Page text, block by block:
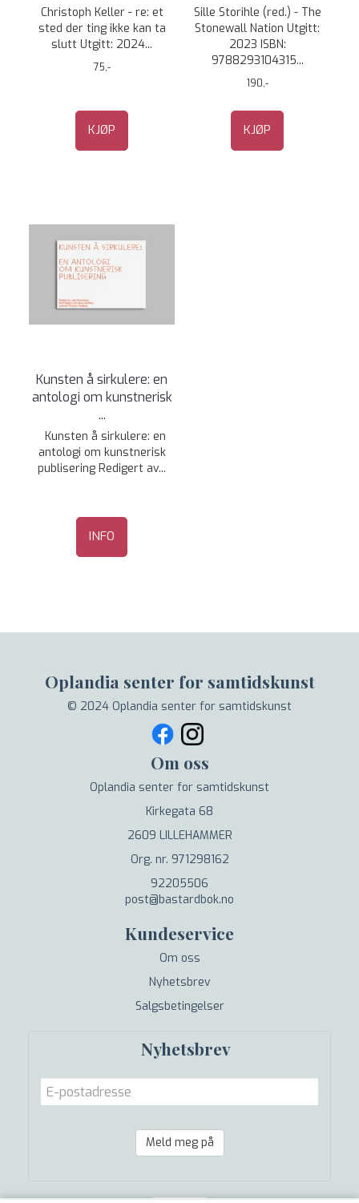
Christoph Keller - re: et
sted der ting ikke kan ta
slutt Utgitt: 2024...
75,-
KJØP
Sille Storihle (red.) - The
Stonewall Nation Utgitt:
2023 ISBN:
9788293104315...
190,-
KJØP
Kunsten å sirkulere: en
antologi om kunstnerisk
...
Kunsten å sirkulere: en
antologi om kunstnerisk
publisering Redigert av...
INFO
Oplandia senter for samtidskunst
© 2024 Oplandia senter for samtidskunst
Om oss
Oplandia senter for samtidskunst
Kirkegata 68
2609 LILLEHAMMER
Org. nr. 971298162
92205506
post@bastardbok.no
Kundeservice
Om oss
Nyhetsbrev
Salgsbetingelser
Nyhetsbrev
Meld meg på